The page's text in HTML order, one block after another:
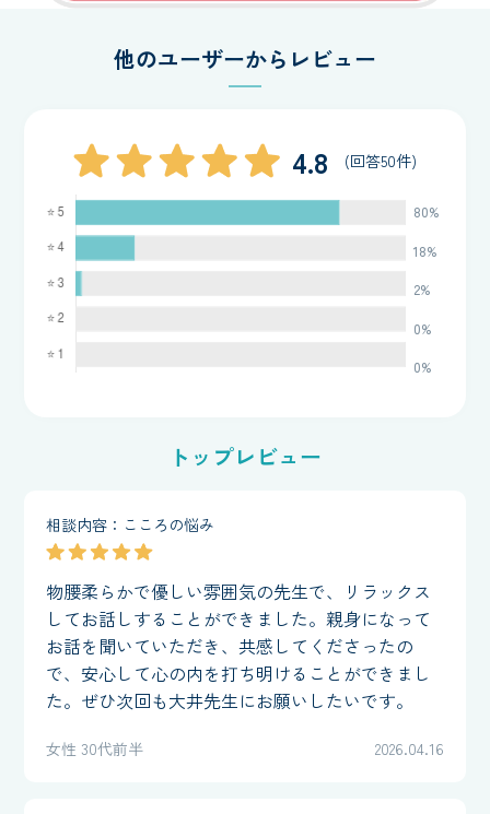
継続的に安心して話せる場を確保しながら、ご自身のペー
スで回復に向かうための支援を行います。
他のユーザーからレビュー
4.8 (回答50件)
80%
18%
2%
0%
0%
トップレビュー
相談内容：こころの悩み
物腰柔らかで優しい雰囲気の先生で、リラックス
してお話しすることができました。親身になって
お話を聞いていただき、共感してくださったの
で、安心して心の内を打ち明けることができまし
た。ぜひ次回も大井先生にお願いしたいです。
女性 30代前半 2026.04.16